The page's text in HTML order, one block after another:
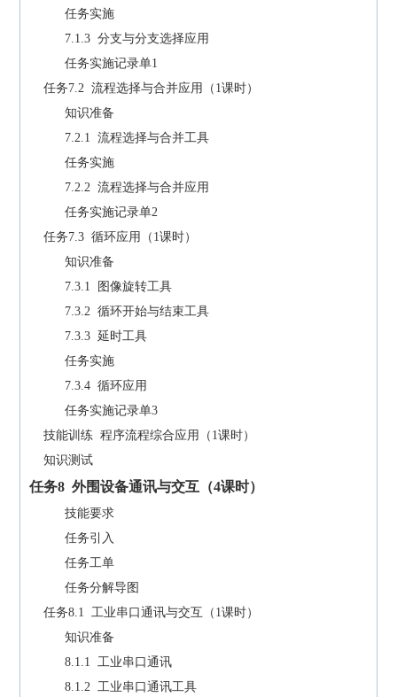
任务实施
7.1.3 分支与分支选择应用
任务实施记录单1
任务7.2 流程选择与合并应用（1课时）
知识准备
7.2.1 流程选择与合并工具
任务实施
7.2.2 流程选择与合并应用
任务实施记录单2
任务7.3 循环应用（1课时）
知识准备
7.3.1 图像旋转工具
7.3.2 循环开始与结束工具
7.3.3 延时工具
任务实施
7.3.4 循环应用
任务实施记录单3
技能训练 程序流程综合应用（1课时）
知识测试
任务8 外围设备通讯与交互（4课时）
技能要求
任务引入
任务工单
任务分解导图
任务8.1 工业串口通讯与交互（1课时）
知识准备
8.1.1 工业串口通讯
8.1.2 工业串口通讯工具